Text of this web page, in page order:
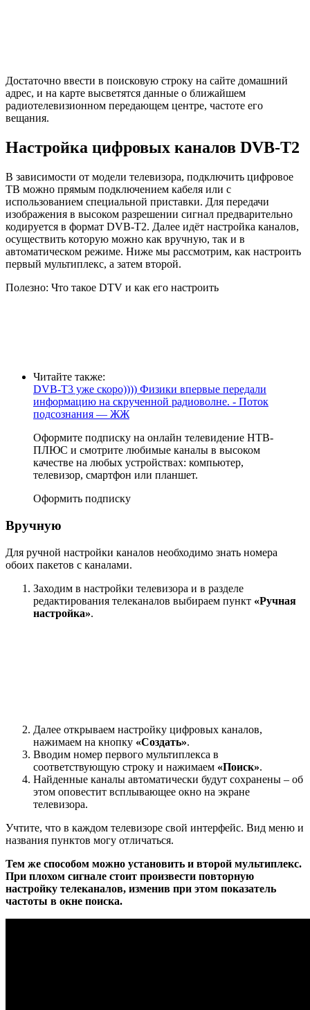
Достаточно ввести в поисковую строку на сайте домашний
адрес, и на карте высветятся данные о ближайшем
радиотелевизионном передающем центре, частоте его
вещания.
Настройка цифровых каналов DVB-T2
В зависимости от модели телевизора, подключить цифровое
ТВ можно прямым подключением кабеля или с
использованием специальной приставки. Для передачи
изображения в высоком разрешении сигнал предварительно
кодируется в формат DVB-T2. Далее идёт настройка каналов,
осуществить которую можно как вручную, так и в
автоматическом режиме. Ниже мы рассмотрим, как настроить
первый мультиплекс, а затем второй.
Полезно: Что такое DTV и как его настроить
Читайте также:
DVB-T3 уже скоро)))) Физики впервые передали
информацию на скрученной радиоволне. - Поток
подсознания — ЖЖ
Оформите подписку на онлайн телевидение НТВ-
ПЛЮС и смотрите любимые каналы в высоком
качестве на любых устройствах: компьютер,
телевизор, смартфон или планшет.
Оформить подписку
Вручную
Для ручной настройки каналов необходимо знать номера
обоих пакетов с каналами.
Заходим в настройки телевизора и в разделе
редактирования телеканалов выбираем пункт «Ручная
настройка».
Далее открываем настройку цифровых каналов,
нажимаем на кнопку «Создать».
Вводим номер первого мультиплекса в
соответствующую строку и нажимаем «Поиск».
Найденные каналы автоматически будут сохранены – об
этом оповестит всплывающее окно на экране
телевизора.
Учтите, что в каждом телевизоре свой интерфейс. Вид меню и
названия пунктов могу отличаться.
Тем же способом можно установить и второй мультиплекс.
При плохом сигнале стоит произвести повторную
настройку телеканалов, изменив при этом показатель
частоты в окне поиска.